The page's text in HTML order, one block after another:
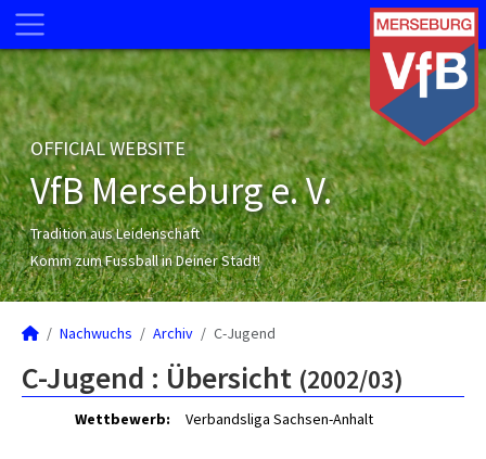
OFFICIAL WEBSITE
VfB Merseburg e. V.
Tradition aus Leidenschaft
Komm zum Fussball in Deiner Stadt!
Nachwuchs Archiv C-Jugend
C-Jugend : Übersicht (2002/03)
Wettbewerb: Verbandsliga Sachsen-Anhalt